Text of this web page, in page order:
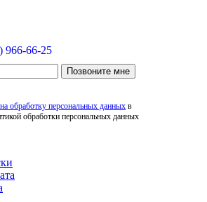
966-66-25
Позвоните мне
на обработку персональных данных в
обработки персональных данных